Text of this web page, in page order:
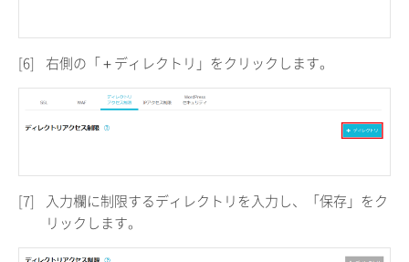
[6] 右側の「＋ディレクトリ」をクリックします。
[7]
入力欄に制限するディレクトリを入力し、「保存」をク
リックします。